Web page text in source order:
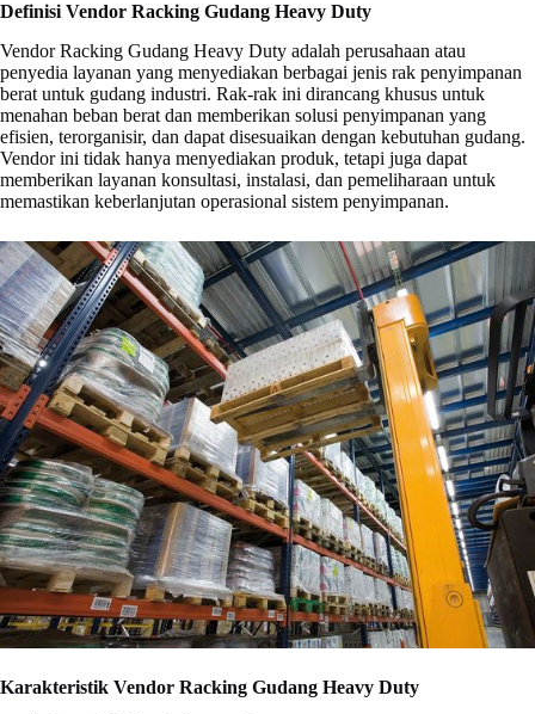
Definisi Vendor Racking Gudang Heavy Duty
Vendor Racking Gudang Heavy Duty adalah perusahaan atau
penyedia layanan yang menyediakan berbagai jenis rak penyimpanan
berat untuk gudang industri. Rak-rak ini dirancang khusus untuk
menahan beban berat dan memberikan solusi penyimpanan yang
efisien, terorganisir, dan dapat disesuaikan dengan kebutuhan gudang.
Vendor ini tidak hanya menyediakan produk, tetapi juga dapat
memberikan layanan konsultasi, instalasi, dan pemeliharaan untuk
memastikan keberlanjutan operasional sistem penyimpanan.
Karakteristik Vendor Racking Gudang Heavy Duty